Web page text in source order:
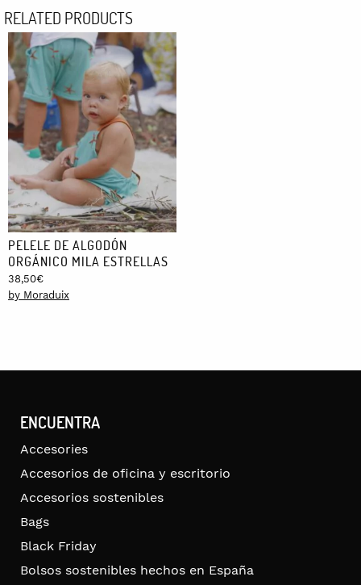
37,00€
RELATED PRODUCTS
PELELE DE ALGODÓN
ORGÁNICO MILA ESTRELLAS
38,50€
by Moraduix
ENCUENTRA
Accesories
Accesorios de oficina y escritorio
Accesorios sostenibles
Bags
Black Friday
Bolsos sostenibles hechos en España